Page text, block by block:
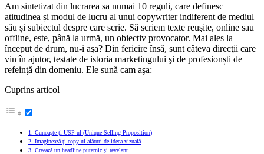
Am sintetizat din lucrarea sa numai 10 reguli, care definesc
atitudinea și modul de lucru al unui copywriter indiferent de mediul
său și subiectul despre care scrie. Să scriem texte reuşite, online sau
offline, este, până la urmă, un obiectiv provocator. Mai ales la
început de drum, nu-i aşa? Din fericire însă, sunt câteva direcţii care
vin în ajutor, testate de istoria marketingului şi de profesionști de
refeinţă din domeniu. Ele sună cam aşa:
Cuprins articol
1. Cunoaște-ți USP-ul (Unique Selling Proposition)
2. Imaginează-ţi copy-ul alături de ideea vizuală
3. Creează un headline puternic şi revelant